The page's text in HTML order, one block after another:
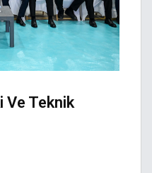
Ve Teknik